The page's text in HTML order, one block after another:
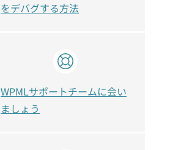
をデバグする方法
WPMLサポートチームに会い
ましょう